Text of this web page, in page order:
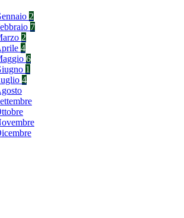
2
7
2
4
6
1
4